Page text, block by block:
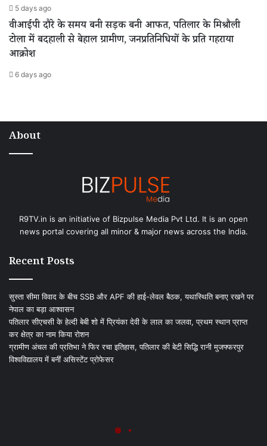
5 days ago
वीआईपी दौरे के समय बनी सड़क बनी आफत, पतिलार के मिश्रौली
टोला में बदहाली से बेहाल ग्रामीण, जनप्रतिनिधियों के प्रति गहराया
आक्रोश
6 days ago
About
R9TV.in is an initiative of Bizpulse Media Pvt Ltd. It is an open
news portal covering all minor & major news across the India.
Recent Posts
सुस्ता सीमा विवाद के बीच SSB और APF की हाई-लेवल बैठक, यथास्थिति बनाए रखने पर
नेपाल का बड़ा आश्वासन
पतिलार सीएचसी के हेल्दी बेबी शो में प्रियंका देवी के लाल का जलवा, प्रथम स्थान प्राप्त
कर क्षेत्र का नाम किया रोशन
ग्रामीण अंचल की प्रतिभा ने फिर रचा इतिहास, पतिलार की बेटी सिद्धि रानी मुजफ्फरपुर
विश्वविद्यालय में बनीं असिस्टेंट प्रोफेसर